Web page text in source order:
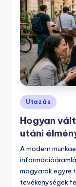
Posted
in
Utazás
Hogyan
utáni
A modern
magyarok egyre
tevékenységek